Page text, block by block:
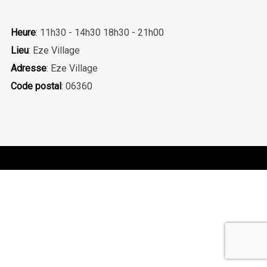
Heure: 11h30 - 14h30 18h30 - 21h00
Lieu: Eze Village
Adresse: Eze Village
Code postal: 06360